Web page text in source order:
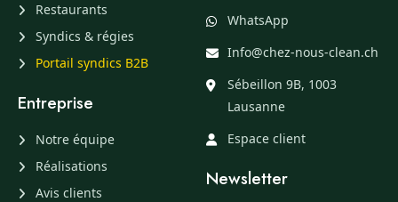
Restaurants
Syndics & régies
Portail syndics B2B
Entreprise
Notre équipe
Réalisations
Avis clients
WhatsApp
Info@chez-nous-clean.ch
Sébeillon 9B, 1003
Lausanne
Espace client
Newsletter